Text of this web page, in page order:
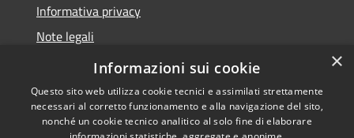
Informativa privacy
Note legali
Dichiarazione di accessibilità
×
Informazioni sui cookie
Questo sito web utilizza cookie tecnici e assimilati strettamente
necessari al corretto funzionamento e alla navigazione del sito,
nonché un cookie tecnico analitico al solo fine di elaborare